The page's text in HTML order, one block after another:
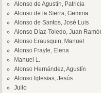
Alonso de Agustín, Patricia
Alonso de la Sierra, Gemma
Alonso de Santos, José Luis
Alonso Díaz-Toledo, Juan
Alonso Erausquin, Manuel
Alonso Frayle, Elena
Manuel L.
Alonso Hernández, Agustín
Alonso Iglesias, Jesús
Julio